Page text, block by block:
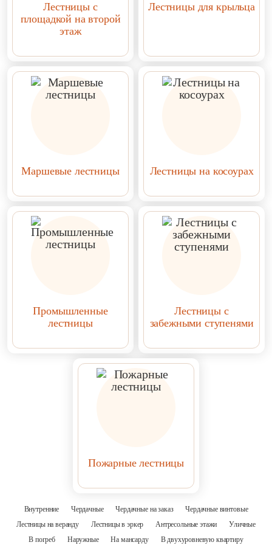
Лестницы с
площадкой на второй
этаж
Лестницы для крыльца
Маршевые лестницы Лестницы на косоурах
Промышленные
лестницы
Лестницы с
забежными ступенями
Пожарные лестницы
Внутренние Чердачные Чердачные на заказ
Чердачные винтовые
Лестницы на веранду
Лестницы в эркер Антресольные этажи
Уличные
В погреб
Наружные На мансарду
В двухуровневую квартиру